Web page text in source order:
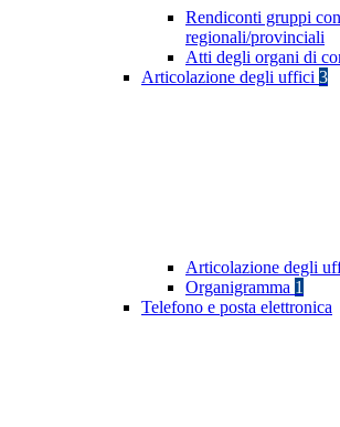
Rendiconti gruppi
regionali/provinciali
Atti degli organi di
Articolazione degli uffici 3
Articolazione degli
Organigramma 1
Telefono e posta elettronica